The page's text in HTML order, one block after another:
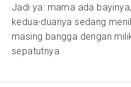
Jadi ya: mama ada
kedua-duanya sedang
masing bangga dengan
sepatutnya.